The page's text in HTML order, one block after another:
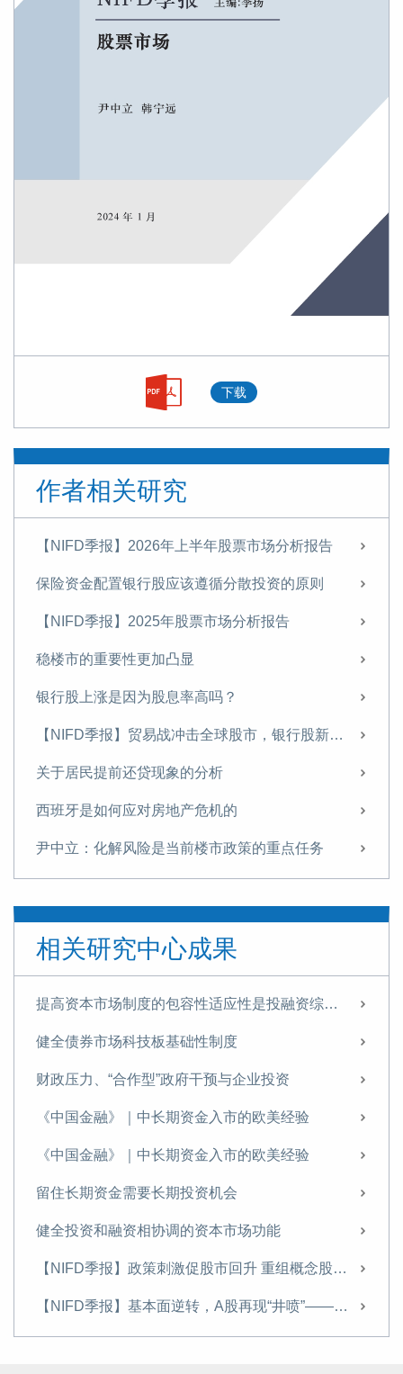
下载
作者相关研究
【NIFD季报】2026年上半年股票市场分析报告
保险资金配置银行股应该遵循分散投资的原则
【NIFD季报】2025年股票市场分析报告
稳楼市的重要性更加凸显
银行股上涨是因为股息率高吗？
【NIFD季报】贸易战冲击全球股市，银行股新高之后存隐忧——2025年第二季度股票市场
关于居民提前还贷现象的分析
西班牙是如何应对房地产危机的
尹中立：化解风险是当前楼市政策的重点任务
【NIFD季报】政策刺激促股市回升 重组概念股波动加大——2024年度股票市场
尹中立：征收房地产税的难点及对策
征收房地产税的难点及对策
货币政策如何支持住房租赁业发展？
尹中立专栏丨需关注股市资金的虹吸效应
需关注股市资金的虹吸效应
不断完善“市场+保障”的住房供应体系
【NIFD季报】热门赛道股估值回归，“壳价值”升温——2023年度股票市场
相关研究中心成果
提高资本市场制度的包容性适应性是投融资综合改革的核心目标
健全债券市场科技板基础性制度
财政压力、“合作型”政府干预与企业投资
《中国金融》｜中长期资金入市的欧美经验
《中国金融》｜中长期资金入市的欧美经验
留住长期资金需要长期投资机会
健全投资和融资相协调的资本市场功能
【NIFD季报】政策刺激促股市回升 重组概念股波动加大——2024年度股票市场
【NIFD季报】基本面逆转，A股再现“井喷”——2024Q3股票市场